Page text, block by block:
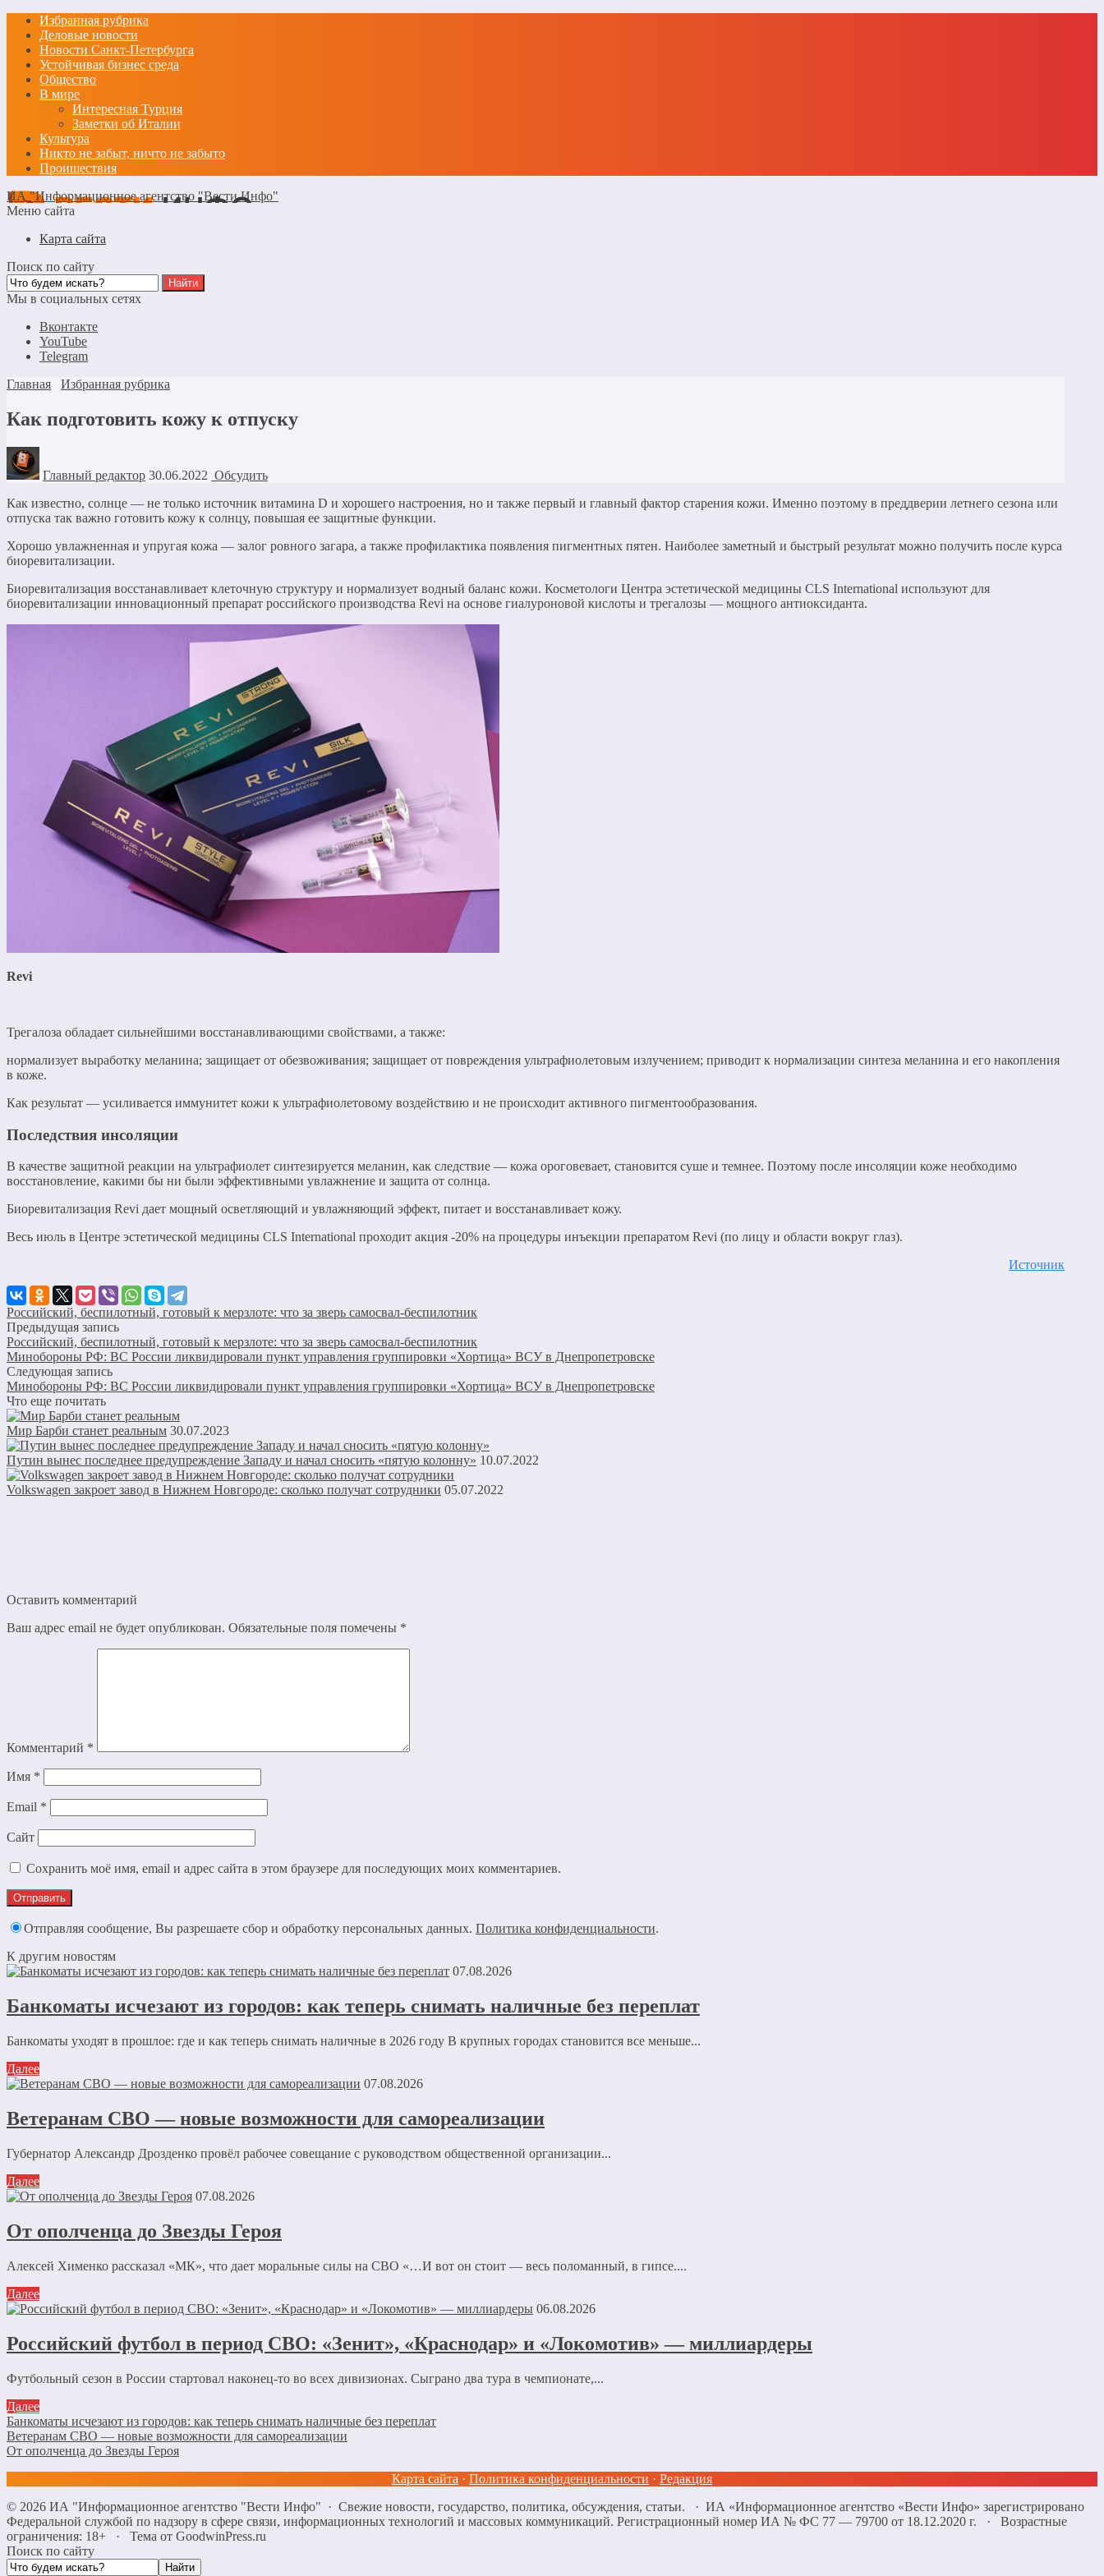
Избранная рубрика
Деловые новости
Новости Санкт-Петербурга
Устойчивая бизнес среда
Общество
В мире
Интересная Турция
Заметки об Италии
Культура
Никто не забыт, ничто не забыто
Проишествия
ИА "Информационное агентство "Вести Инфо"
Меню сайта
Карта сайта
Поиск по сайту
Мы в социальных сетях
Вконтакте
YouTube
Telegram
Главная
Избранная рубрика
Как подготовить кожу к отпуску
Главный редактор 30.06.2022 Обсудить
Как известно, солнце — не только источник витамина D и хорошего настроения, но и также первый и главный фактор старения кожи. Именно поэтому в преддверии летнего сезона или
отпуска так важно готовить кожу к солнцу, повышая ее защитные функции.
Хорошо увлажненная и упругая кожа — залог ровного загара, а также профилактика появления пигментных пятен. Наиболее заметный и быстрый результат можно получить после курса
биоревитализации.
Биоревитализация восстанавливает клеточную структуру и нормализует водный баланс кожи. Косметологи Центра эстетической медицины CLS International используют для
биоревитализации инновационный препарат российского производства Revi на основе гиалуроновой кислоты и трегалозы — мощного антиоксиданта.
Revi
Трегалоза обладает сильнейшими восстанавливающими свойствами, а также:
нормализует выработку меланина; защищает от обезвоживания; защищает от повреждения ультрафиолетовым излучением; приводит к нормализации синтеза меланина и его накопления
в коже.
Как результат — усиливается иммунитет кожи к ультрафиолетовому воздействию и не происходит активного пигментообразования.
Последствия инсоляции
В качестве защитной реакции на ультрафиолет синтезируется меланин, как следствие — кожа ороговевает, становится суше и темнее. Поэтому после инсоляции коже необходимо
восстановление, какими бы ни были эффективными увлажнение и защита от солнца.
Биоревитализация Revi дает мощный осветляющий и увлажняющий эффект, питает и восстанавливает кожу.
Весь июль в Центре эстетической медицины CLS International проходит акция -20% на процедуры инъекции препаратом Revi (по лицу и области вокруг глаз).
Источник
Российский, беспилотный, готовый к мерзлоте: что за зверь самосвал-беспилотник
Предыдущая запись
Российский, беспилотный, готовый к мерзлоте: что за зверь самосвал-беспилотник
Минобороны РФ: ВС России ликвидировали пункт управления группировки «Хортица» ВСУ в Днепропетровске
Следующая запись
Минобороны РФ: ВС России ликвидировали пункт управления группировки «Хортица» ВСУ в Днепропетровске
Что еще почитать
Мир Барби станет реальным 30.07.2023
Путин вынес последнее предупреждение Западу и начал сносить «пятую колонну» 10.07.2022
Volkswagen закроет завод в Нижнем Новгороде: сколько получат сотрудники 05.07.2022
Оставить комментарий
Ваш адрес email не будет опубликован. Обязательные поля помечены *
Комментарий *
Имя *
Email *
Сайт
Сохранить моё имя, email и адрес сайта в этом браузере для последующих моих комментариев.
Отправляя сообщение, Вы разрешаете сбор и обработку персональных данных. Политика конфиденциальности.
К другим новостям
07.08.2026
Банкоматы исчезают из городов: как теперь снимать наличные без переплат
Банкоматы уходят в прошлое: где и как теперь снимать наличные в 2026 году В крупных городах становится все меньше...
Далее
07.08.2026
Ветеранам СВО — новые возможности для самореализации
Губернатор Александр Дрозденко провёл рабочее совещание с руководством общественной организации...
Далее
07.08.2026
От ополченца до Звезды Героя
Алексей Хименко рассказал «МК», что дает моральные силы на СВО «…И вот он стоит — весь поломанный, в гипсе....
Далее
06.08.2026
Российский футбол в период СВО: «Зенит», «Краснодар» и «Локомотив» — миллиардеры
Футбольный сезон в России стартовал наконец-то во всех дивизионах. Сыграно два тура в чемпионате,...
Далее
Банкоматы исчезают из городов: как теперь снимать наличные без переплат
Ветеранам СВО — новые возможности для самореализации
От ополченца до Звезды Героя
Карта сайта · Политика конфиденциальности · Редакция
© 2026 ИА "Информационное агентство "Вести Инфо" · Свежие новости, государство, политика, обсуждения, статьи. · ИА «Информационное агентство «Вести Инфо» зарегистрировано
Федеральной службой по надзору в сфере связи, информационных технологий и массовых коммуникаций. Регистрационный номер ИА № ФС 77 — 79700 от 18.12.2020 г. · Возрастные
ограничения: 18+
· Тема от GoodwinPress.ru
Поиск по сайту